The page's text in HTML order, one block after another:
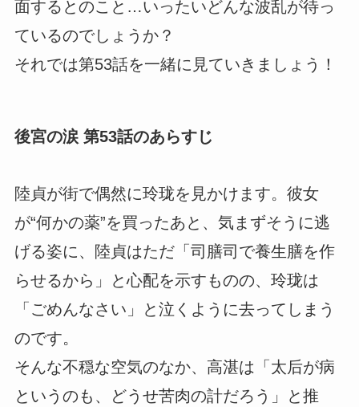
面するとのこと…いったいどんな波乱が待っ
ているのでしょうか？
それでは第53話を一緒に見ていきましょう！
後宮の涙 第53話のあらすじ
陸貞が街で偶然に玲珑を見かけます。彼女
が“何かの薬”を買ったあと、気まずそうに逃
げる姿に、陸貞はただ「司膳司で養生膳を作
らせるから」と心配を示すものの、玲珑は
「ごめんなさい」と泣くように去ってしまう
のです。
そんな不穏な空気のなか、高湛は「太后が病
というのも、どうせ苦肉の計だろう」と推